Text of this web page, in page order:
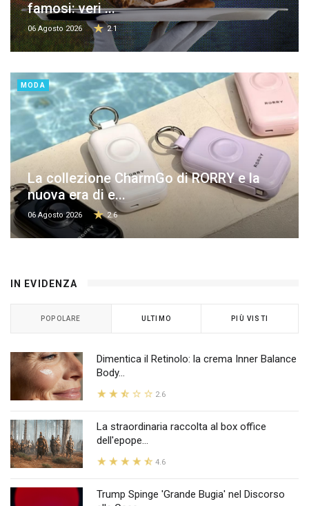
famosi: veri ...
06 Agosto 2026 2.1
MODA
La collezione CharmGo di RORRY e la
nuova era di e...
06 Agosto 2026 2.6
IN EVIDENZA
POPOLARE ULTIMO PIÙ VISTI
Dimentica il Retinolo: la crema Inner Balance
Body...
2.6
La straordinaria raccolta al box office
dell'epope...
4.6
Trump Spinge 'Grande Bugia' nel Discorso